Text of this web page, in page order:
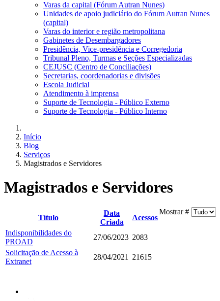
Varas da capital (Fórum Autran Nunes)
Unidades de apoio judiciário do Fórum Autran Nunes
(capital)
Varas do interior e região metropolitana
Gabinetes de Desembargadores
Presidência, Vice-presidência e Corregedoria
Tribunal Pleno, Turmas e Seções Especializadas
CEJUSC (Centro de Conciliações)
Secretarias, coordenadorias e divisões
Escola Judicial
Atendimento à imprensa
Suporte de Tecnologia - Público Externo
Suporte de Tecnologia - Público Interno
Início
Blog
Serviços
Magistrados e Servidores
Magistrados e Servidores
Mostrar #
Título
Data
Criada
Acessos
Indisponibilidades do
PROAD
27/06/2023 2083
Solicitação de Acesso à
Extranet
28/04/2021 21615